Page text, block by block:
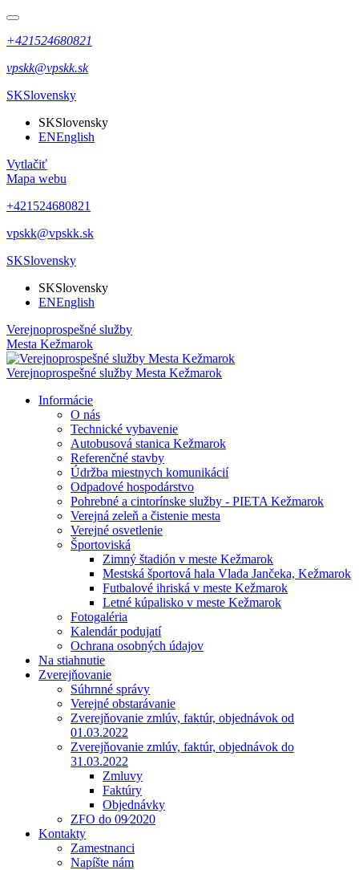
+421524680821
vpskk@vpskk.sk
SKSlovensky
SKSlovensky
ENEnglish
Vytlačiť
Mapa webu
+421524680821
vpskk@vpskk.sk
SKSlovensky
SKSlovensky
ENEnglish
Verejnoprospešné služby
Mesta Kežmarok
Verejnoprospešné služby Mesta Kežmarok
Informácie
O nás
Technické vybavenie
Autobusová stanica Kežmarok
Referenčné stavby
Údržba miestnych komunikácií
Odpadové hospodárstvo
Pohrebné a cintorínske služby - PIETA Kežmarok
Verejná zeleň a čistenie mesta
Verejné osvetlenie
Športoviská
Zimný štadión v meste Kežmarok
Mestská športová hala Vlada Jančeka, Kežmarok
Futbalové ihriská v meste Kežmarok
Letné kúpalisko v meste Kežmarok
Fotogaléria
Kalendár podujatí
Ochrana osobných údajov
Na stiahnutie
Zverejňovanie
Súhrnné správy
Verejné obstarávanie
Zverejňovanie zmlúv, faktúr, objednávok od
01.03.2022
Zverejňovanie zmlúv, faktúr, objednávok do
31.03.2022
Zmluvy
Faktúry
Objednávky
ZFO do 09⁄2020
Kontakty
Zamestnanci
Napíšte nám